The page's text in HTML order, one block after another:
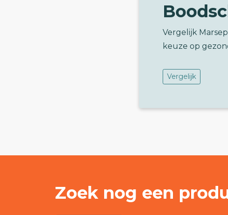
Vergelijk
keuze op
Vergelijk
Zoek nog een